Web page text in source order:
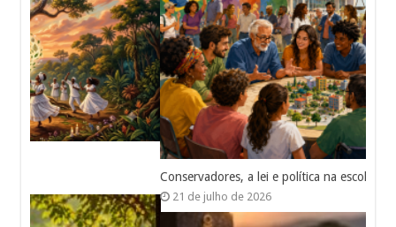
Conservadores, a lei e política na escola
21 de julho de 2026